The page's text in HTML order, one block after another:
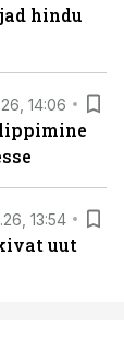
hindu
14:06
13:54
uut